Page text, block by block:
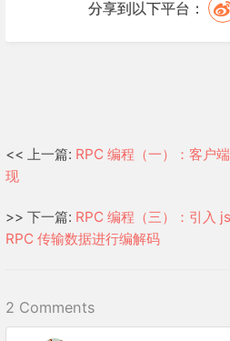
分享到以下平台：
<< 上一篇: RPC 编程（一）：客户
现
>> 下一篇: RPC 编程（三）：引入
RPC 传输数据进行编解码
2 Comments